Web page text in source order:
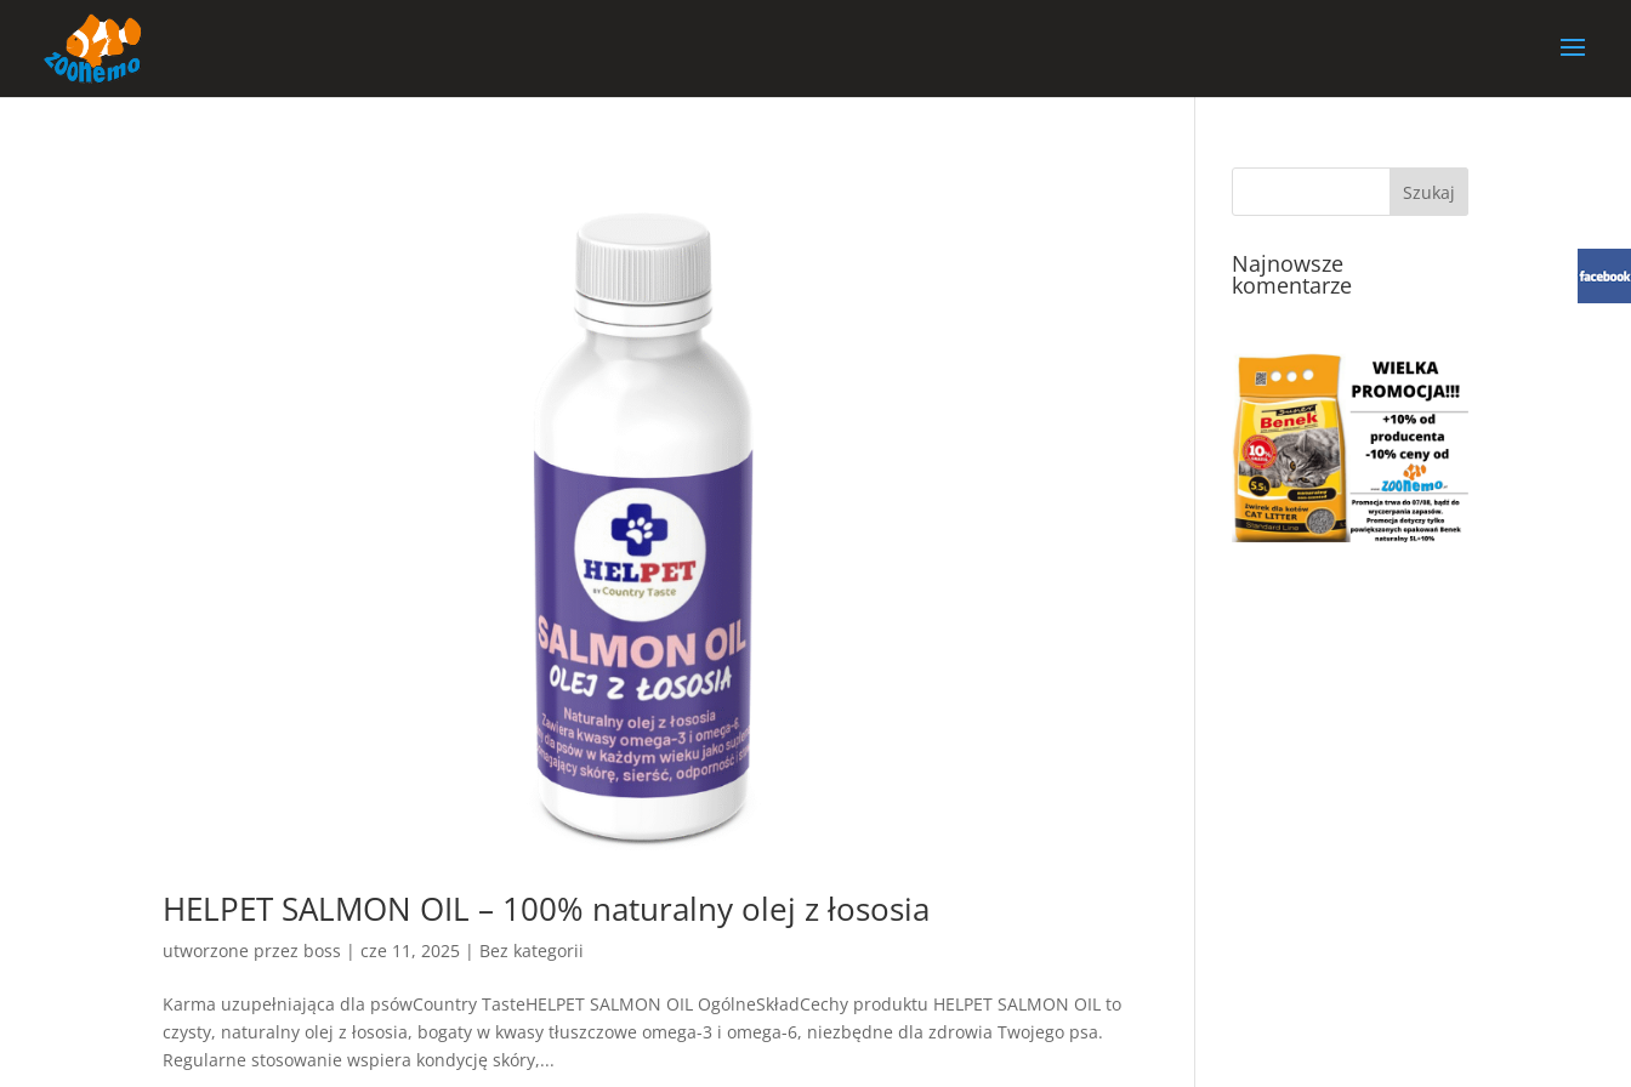
HELPET SALMON OIL – 100% naturalny olej z łososia
utworzone przez boss |cze 11, 2025 | Bez kategorii
Karma uzupełniająca dla psówCountry TasteHELPET SALMON OIL OgólneSkładCechy produktu HELPET SALMON OIL to
czysty, naturalny olej z łososia, bogaty w kwasy tłuszczowe omega-3 i omega-6, niezbędne dla zdrowia Twojego psa.
Regularne stosowanie wspiera kondycję skóry,...
Najnowsze
komentarze